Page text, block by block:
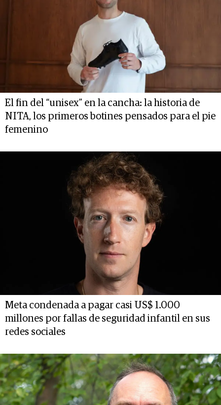
El fin del “unisex” en la cancha: la historia de
NITA, los primeros botines pensados para el pie
femenino
Meta condenada a pagar casi US$ 1.000
millones por fallas de seguridad infantil en sus
redes sociales